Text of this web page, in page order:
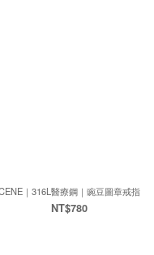
｜316L醫療鋼｜豌豆圖章戒指
NT$780